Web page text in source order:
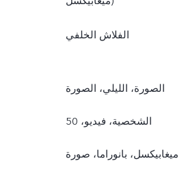
الفلاش الخلفي
الصورة، الليلي، الصورة
الشخصية، فيديو، 50
ميغابيكسل، بانوراما، صورة